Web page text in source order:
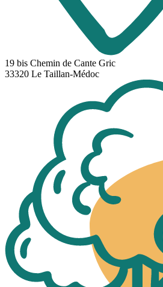
19 bis Chemin de Cante Gric
33320 Le Taillan-Médoc